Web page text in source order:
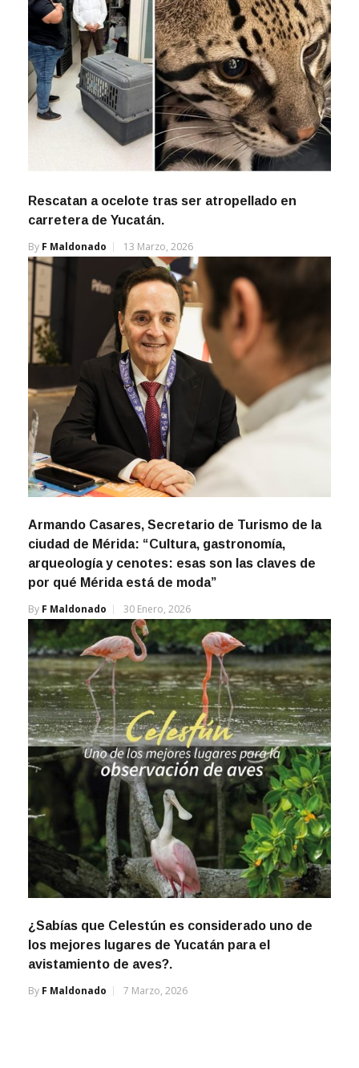
Rescatan a ocelote tras ser atropellado en
carretera de Yucatán.
By F Maldonado 13 Marzo, 2026
Armando Casares, Secretario de Turismo de la
ciudad de Mérida: “Cultura, gastronomía,
arqueología y cenotes: esas son las claves de
por qué Mérida está de moda”
By F Maldonado 30 Enero, 2026
¿Sabías que Celestún es considerado uno de
los mejores lugares de Yucatán para el
avistamiento de aves?.
By F Maldonado 7 Marzo, 2026